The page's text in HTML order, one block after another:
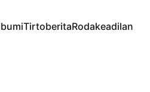
TirtoberitaRodakeadilan